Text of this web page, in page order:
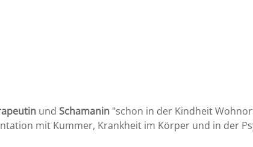
und Schamanin "schon in der Kindheit
mit Kummer, Krankheit im Körper und in der